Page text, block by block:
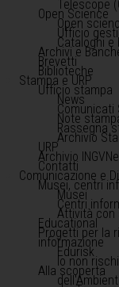
Telescope
Open Science
Open
Ufficio
Cataloghi e
Archivi e
Brevetti
Biblioteche
Stampa e URP
Ufficio stampa
News
Comunicati
Note
Rassegna
Archivio
URP
Archivio
Contatti
Comunicazione e
Musei, centri
Musei
Centri
Attività con
Educational
Progetti per la
informazione
Edurisk
Io non
Alla scoperta